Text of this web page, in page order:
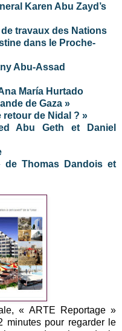
Karen Abu Zayd’s
de travaux des Nations
dans le Proche-
Abu-Assad
María Hurtado
de Gaza »
retour de Nidal ? »
Abu Geth et Daniel
Thomas Dandois et
« ARTE Reportage »
minutes pour regarder le